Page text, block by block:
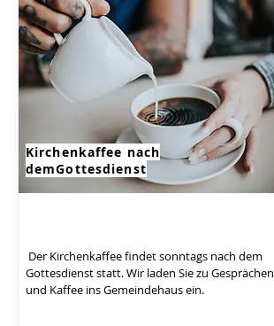
Kirchenkaffee nach
demGottesdienst
Der Kirchenkaffee findet sonntags nach dem
Gottesdienst statt. Wir laden Sie zu Gesprächen
und Kaffee ins Gemeindehaus ein.​​